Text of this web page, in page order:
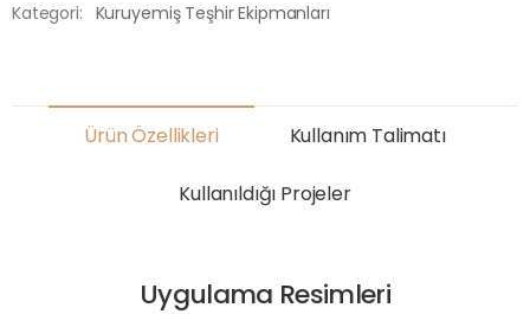
Kategori: Kuruyemiş Teşhir Ekipmanları
Ürün Özellikleri Kullanım Talimatı
Kullanıldığı Projeler
Uygulama Resimleri